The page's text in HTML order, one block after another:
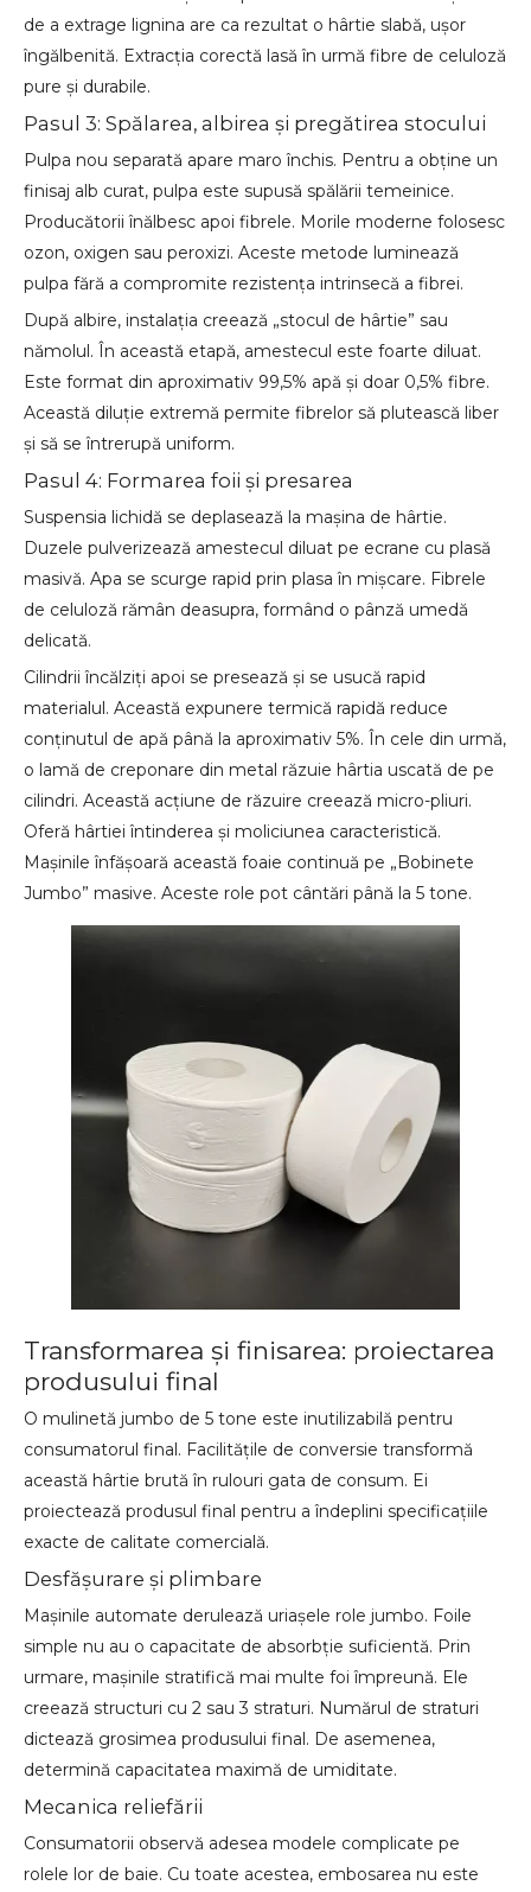
de a extrage lignina are ca rezultat o hârtie slabă, ușor
îngălbenită. Extracția corectă lasă în urmă fibre de celuloză
pure și durabile.
Pasul 3: Spălarea, albirea și pregătirea stocului
Pulpa nou separată apare maro închis. Pentru a obține un
finisaj alb curat, pulpa este supusă spălării temeinice.
Producătorii înălbesc apoi fibrele. Morile moderne folosesc
ozon, oxigen sau peroxizi. Aceste metode luminează
pulpa fără a compromite rezistența intrinsecă a fibrei.
După albire, instalația creează „stocul de hârtie” sau
nămolul. În această etapă, amestecul este foarte diluat.
Este format din aproximativ 99,5% apă și doar 0,5% fibre.
Această diluție extremă permite fibrelor să plutească liber
și să se întrerupă uniform.
Pasul 4: Formarea foii și presarea
Suspensia lichidă se deplasează la mașina de hârtie.
Duzele pulverizează amestecul diluat pe ecrane cu plasă
masivă. Apa se scurge rapid prin plasa în mișcare. Fibrele
de celuloză rămân deasupra, formând o pânză umedă
delicată.
Cilindrii încălziți apoi se presează și se usucă rapid
materialul. Această expunere termică rapidă reduce
conținutul de apă până la aproximativ 5%. În cele din urmă,
o lamă de creponare din metal răzuie hârtia uscată de pe
cilindri. Această acțiune de răzuire creează micro-pliuri.
Oferă hârtiei întinderea și moliciunea caracteristică.
Mașinile înfășoară această foaie continuă pe „Bobinete
Jumbo” masive. Aceste role pot cântări până la 5 tone.
Transformarea și finisarea: proiectarea
produsului final
O mulinetă jumbo de 5 tone este inutilizabilă pentru
consumatorul final. Facilitățile de conversie transformă
această hârtie brută în rulouri gata de consum. Ei
proiectează produsul final pentru a îndeplini specificațiile
exacte de calitate comercială.
Desfășurare și plimbare
Mașinile automate derulează uriașele role jumbo. Foile
simple nu au o capacitate de absorbție suficientă. Prin
urmare, mașinile stratifică mai multe foi împreună. Ele
creează structuri cu 2 sau 3 straturi. Numărul de straturi
dictează grosimea produsului final. De asemenea,
determină capacitatea maximă de umiditate.
Mecanica reliefării
Consumatorii observă adesea modele complicate pe
rolele lor de baie. Cu toate acestea, embosarea nu este